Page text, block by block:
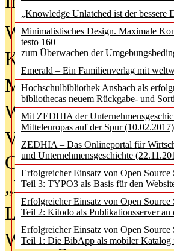
„Knowledge Unlatched ist der bessere
Minimalistisches Design. Maximale
testo 160
zum Überwachen der
Emerald – Ein Familienverlag mit
Hochschulbibliothek Ansbach als
bibliothecas neuem Rückgabe- und
Mit ZEDHIA der
Mitteleuropas auf der Spur (10.02.2017)
ZEDHIA – Das Onlineportal für
und Unternehmensgeschichte
Erfolgreicher Einsatz von Open Source
Teil 3: TYPO3 als Basis für den
Erfolgreicher Einsatz von Open Source
Teil 2: Kitodo als Publikationsserver
Erfolgreicher Einsatz von Open Source
Teil 1: Die BibApp als mobiler Katalog
Was
Kinder in der
Metadaten als
Wenn Bots
Von
Geisterjagd-
„Library of Things“
Lesen als
Wie Jugendliche